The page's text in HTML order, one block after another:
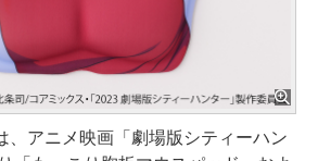
アニメ映画「劇場版シティーハン